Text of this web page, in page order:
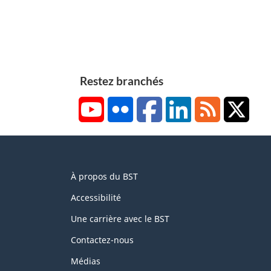
Restez branchés
YouTubeFlickr FacebookLinkedInRSS
this
site
À propos du BST
Accessibilité
Une carrière avec le BST
Contactez-nous
Médias